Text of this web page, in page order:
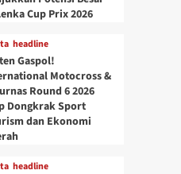
2026
Cup Prix 2026
headline
Gaspol!
Motocross &
Round 6 2026
Dongkrak Sport
dan Ekonomi
headline